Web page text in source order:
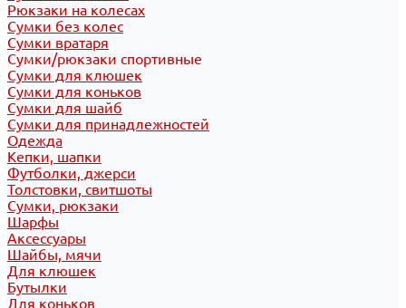
Рюкзаки на колесах
Сумки без колес
Сумки вратаря
Сумки/рюкзаки спортивные
Сумки для клюшек
Сумки для коньков
Сумки для шайб
Сумки для принадлежностей
Одежда
Кепки, шапки
Футболки, джерси
Толстовки, свитшоты
Сумки, рюкзаки
Шарфы
Аксессуары
Шайбы, мячи
Для клюшек
Бутылки
Для коньков